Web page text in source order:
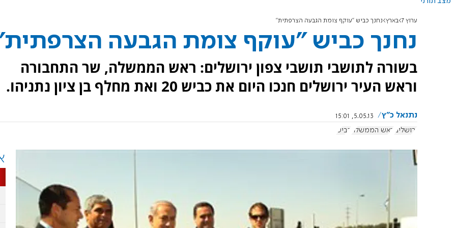
ערוץ 7 בארץ נחנך כביש "עוקף צומת הגבעה הצרפתית"
נחנך כביש "עוקף צומת הגבעה
בשורה לתושבי תושבי צפון ירושלים: ראש הממשלה, שר התחבורה
וראש העיר ירושלים חנכו היום את כביש 20 ואת מחלף בן ציון נתניהו.
נתנאל כ"ץ
5.05.13, 15:01
ירושלים ראש הממשלה כביש